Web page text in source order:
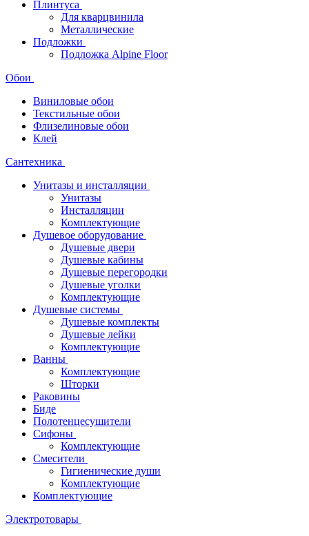
Плинтуса
Для кварцвинила
Металлические
Подложки
Подложка Alpine Floor
Обои
Виниловые обои
Текстильные обои
Флизелиновые обои
Клей
Сантехника
Унитазы и инсталляции
Унитазы
Инсталляции
Комплектующие
Душевое оборудование
Душевые двери
Душевые кабины
Душевые перегородки
Душевые уголки
Комплектующие
Душевые системы
Душевые комплекты
Душевые лейки
Комплектующие
Ванны
Комплектующие
Шторки
Раковины
Биде
Полотенцесушители
Сифоны
Комплектующие
Смесители
Гигиенические души
Комплектующие
Комплектующие
Электротовары